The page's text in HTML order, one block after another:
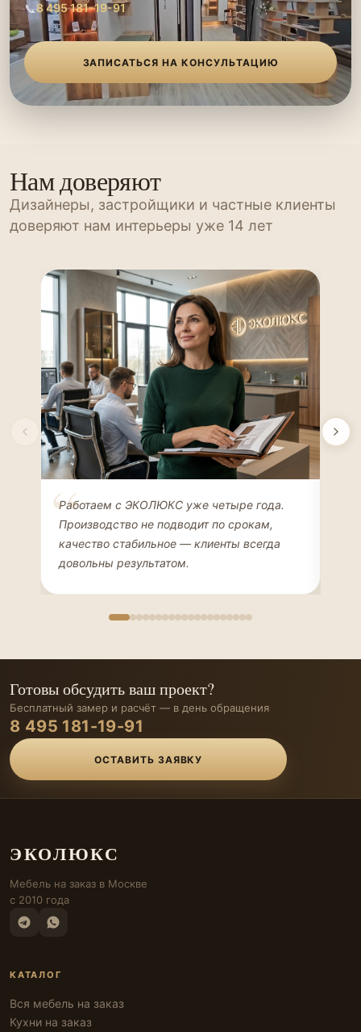
📞8 495 181-19-91
ЗАПИСАТЬСЯ НА КОНСУЛЬТАЦИЮ
Нам доверяют
Дизайнеры, застройщики и частные клиенты
доверяют нам интерьеры уже 14 лет
Елена Соколова
ДИЗАЙНЕР ИНТЕРЬЕРОВ
Работаем с ЭКОЛЮКС уже четыре года.
Производство не подводит по срокам,
качество стабильное — клиенты всегда
довольны результатом.
Готовы обсудить ваш проект?
Бесплатный замер и расчёт — в день обращения
8 495 181-19-91
ОСТАВИТЬ ЗАЯВКУ
ЭКОЛЮКС
Мебель на заказ в Москве
с 2010 года
КАТАЛОГ
Вся мебель на заказ
Кухни на заказ